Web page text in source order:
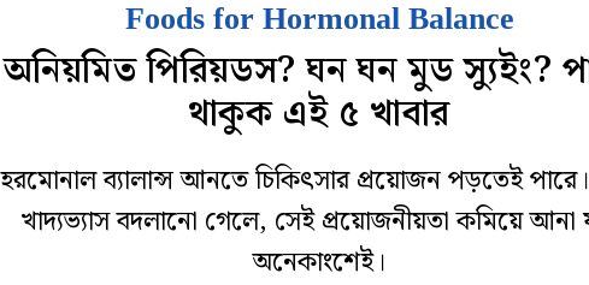
Foods for Hormonal Balance
অনিয়মিত পিরিয়ডস? ঘন ঘন মুড স্যুইং?
থাকুক এই ৫ খাবার
হরমোনাল ব্যালান্স আনতে চিকিৎসার প্রয়োজন পড়তেই
খাদ্যভ্যাস বদলানো গেলে, সেই প্রয়োজনীয়তা কমিয়ে আনা
অনেকাংশেই।